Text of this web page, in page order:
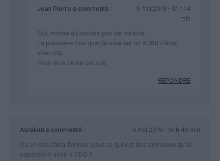
Jean Pierre a commenté :
9 mai 2019 - 17 h 14
min
Oui, même à Lourdes pas de miracle.
La première fois que j’ai volé sur un A380 c’était
avec SQ.
Peut-être un de ceux là.
RÉPONDRE
Aurélien a commenté :
9 mai 2019 - 14 h 40 min
Ou en est China Airlines pour ce qui est des créneaux qu’ils
espéraient avoir à CDG ?